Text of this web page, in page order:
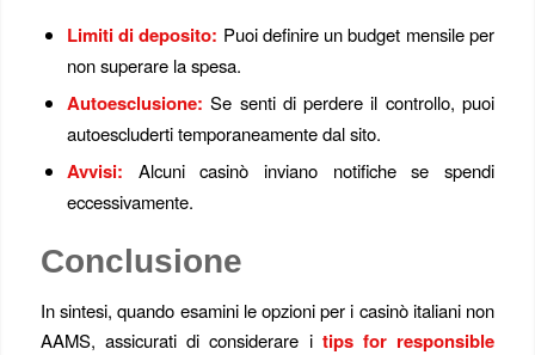
Limiti di deposito: Puoi definire un budget mensile per
non superare la spesa.
Autoesclusione: Se senti di perdere il controllo, puoi
autoescluderti temporaneamente dal sito.
Avvisi: Alcuni casinò inviano notifiche se spendi
eccessivamente.
Conclusione
In sintesi, quando esamini le opzioni per i casinò italiani non
AAMS, assicurati di considerare i tips for responsible